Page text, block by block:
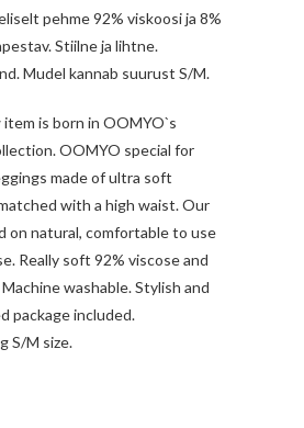
pehme 92% viskoosi ja 8%
Stiilne ja lihtne.
Mudel kannab suurust S/M.
is born in OOMYO`s
OOMYO special for
made of ultra soft
with a high waist. Our
on natural, comfortable to use
Really soft 92% viscose and
washable. Stylish and
package included.
S/M size.